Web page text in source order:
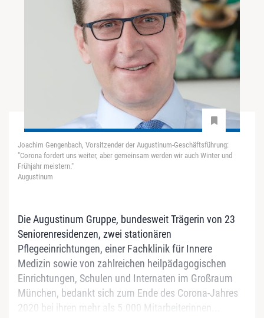
Joachim Gengenbach, Vorsitzender der Augustinum‐Geschäftsführung:
"Corona fordert uns weiter, aber gemeinsam werden wir auch Winter und
Frühjahr meistern."
Augustinum
Die Augustinum Gruppe, bundesweit Trägerin von 23
Seniorenresidenzen, zwei stationären
Pflegeeinrichtungen, einer Fachklinik für Innere
Medizin sowie von zahlreichen heilpädagogischen
Einrichtungen, Schulen und Internaten im Großraum
München, bedankt sich zum Ende des Corona‐Jahres
2020 bei ihren mehr als 5.000 Mitarbeiterinnen...